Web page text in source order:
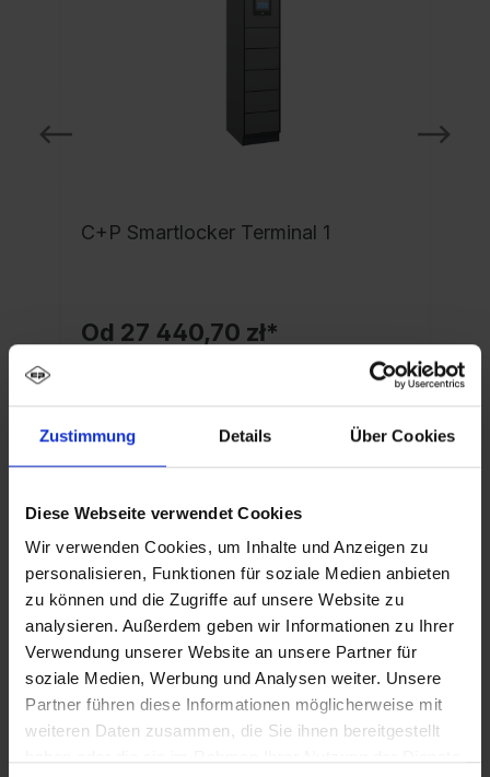
Zustimmung Details Über Cookies
Diese Webseite verwendet Cookies
Wir verwenden Cookies, um Inhalte und Anzeigen zu
personalisieren, Funktionen für soziale Medien anbieten
zu können und die Zugriffe auf unsere Website zu
analysieren. Außerdem geben wir Informationen zu Ihrer
Verwendung unserer Website an unsere Partner für
soziale Medien, Werbung und Analysen weiter. Unsere
Partner führen diese Informationen möglicherweise mit
weiteren Daten zusammen, die Sie ihnen bereitgestellt
C+P Smartlocker Terminal 1
Od 27 440,70 zł*